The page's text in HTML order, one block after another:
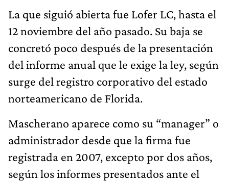
La que siguió abierta fue Lofer LC, hasta el
12 noviembre del año pasado. Su baja se
concretó poco después de la presentación
del informe anual que le exige la ley, según
surge del registro corporativo del estado
norteamericano de Florida.
Mascherano aparece como su “manager” o
administrador desde que la firma fue
registrada en 2007, excepto por dos años,
según los informes presentados ante el